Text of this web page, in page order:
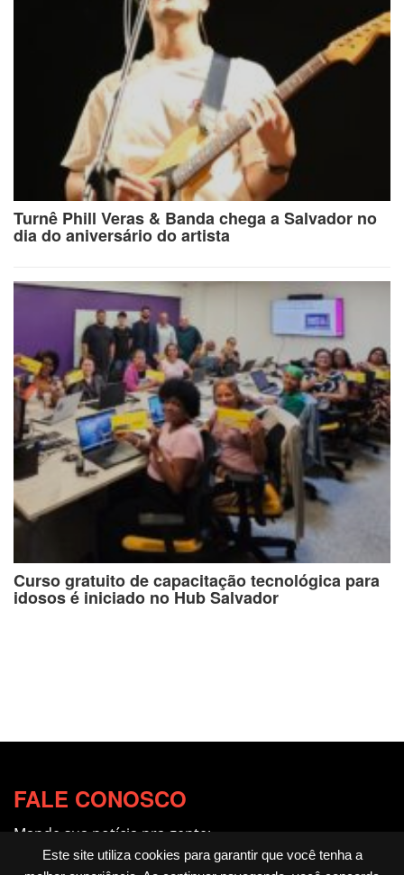
Este site utiliza cookies para garantir que você tenha a
Turnê Phill Veras & Banda chega a Salvador no
dia do aniversário do artista
Curso gratuito de capacitação tecnológica para
idosos é iniciado no Hub Salvador
FALE CONOSCO
Mande sua notícia pra gente:
redacao@fotocitando.com.br